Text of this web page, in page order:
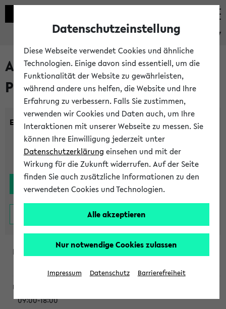
eKVV
Alle noch stattfindenden
Prüfungen
Einrichtung:
09:00-18:00
Datenschutzeinstellung
Diese Webseite verwendet Cookies und ähnliche
Technologien. Einige davon sind essentiell, um die
Funktionalität der Website zu gewährleisten,
während andere uns helfen, die Website und Ihre
Erfahrung zu verbessern. Falls Sie zustimmen,
verwenden wir Cookies und Daten auch, um Ihre
Interaktionen mit unserer Webseite zu messen. Sie
können Ihre Einwilligung jederzeit unter
Datenschutzerklärung einsehen und mit der
Wirkung für die Zukunft widerrufen. Auf der Seite
finden Sie auch zusätzliche Informationen zu den
verwendeten Cookies und Technologien.
Alle akzeptieren
Nur notwendige Cookies zulassen
Impressum Datenschutz Barrierefreiheit